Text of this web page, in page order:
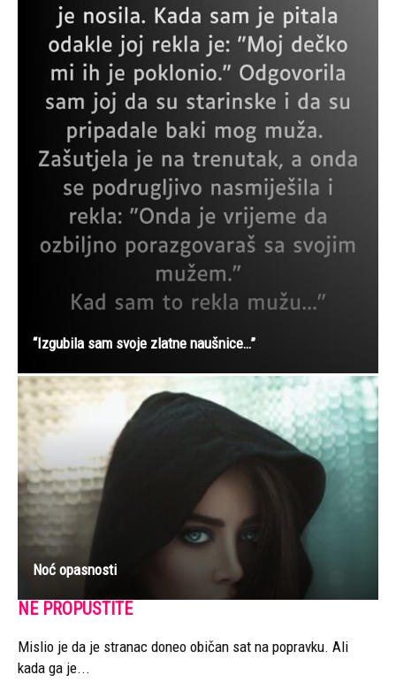
“Izgubila sam svoje zlatne naušnice…”
Noć opasnosti
NE PROPUSTITE
Mislio je da je stranac doneo običan sat na popravku. Ali
kada ga je...